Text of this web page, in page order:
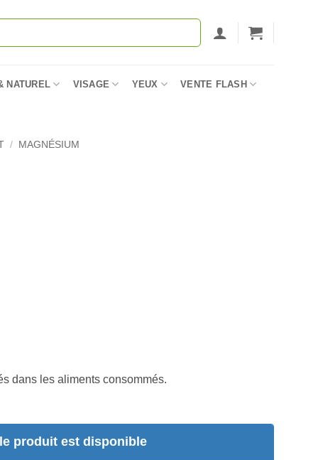
NATUREL VISAGE YEUX VENTE FLASH
/ MAGNÉSIUM
dans les aliments consommés.
produit est disponible